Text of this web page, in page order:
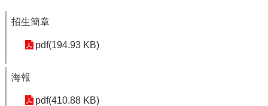
招生簡章
pdf(194.93 KB)
海報
pdf(410.88 KB)